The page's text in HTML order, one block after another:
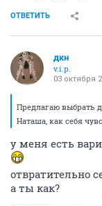
ОТВЕТИТЬ
дкн
v.i.p.
03 октября
Предлагаю выбрать
Наташа, как себя
у меня есть
отвратительно
а ты как?